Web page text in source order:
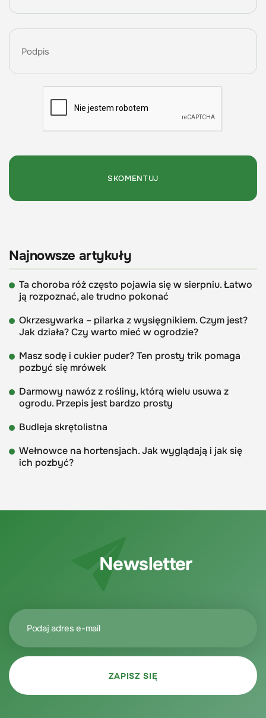
Najnowsze artykuły
Ta choroba róż często pojawia się w sierpniu. Łatwo
ją rozpoznać, ale trudno pokonać
Okrzesywarka – pilarka z wysięgnikiem. Czym jest?
Jak działa? Czy warto mieć w ogrodzie?
Masz sodę i cukier puder? Ten prosty trik pomaga
pozbyć się mrówek
Darmowy nawóz z rośliny, którą wielu usuwa z
ogrodu. Przepis jest bardzo prosty
Budleja skrętolistna
Wełnowce na hortensjach. Jak wyglądają i jak się
ich pozbyć?
Newsletter